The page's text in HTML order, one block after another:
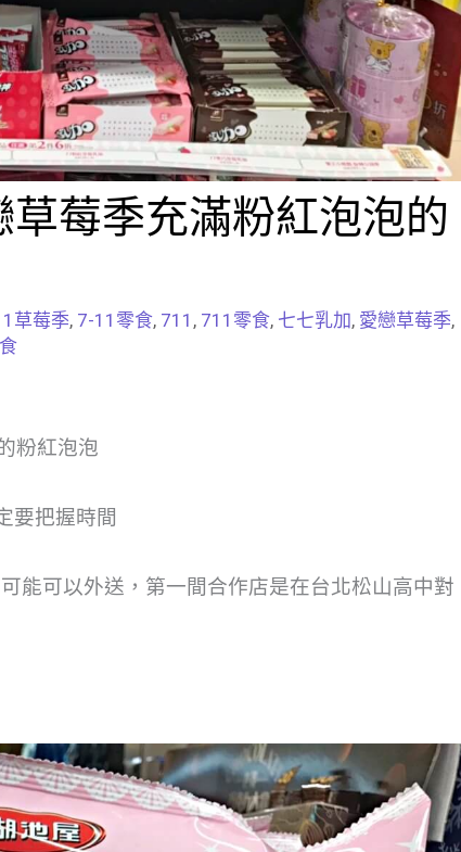
莓季充滿粉紅泡泡的
草莓季, 7-11零食, 711 , 711零食, 七七乳加, 愛戀草莓季,
粉紅泡泡
要把握時間
能可以外送，第一間合作店是在台北松山高中對